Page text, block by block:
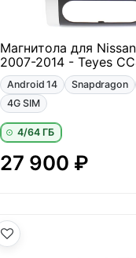
Магнитола для
2007-2014 - Teyes
Android 14 Snapdragon
4G SIM
4/64 ГБ
27 900 ₽